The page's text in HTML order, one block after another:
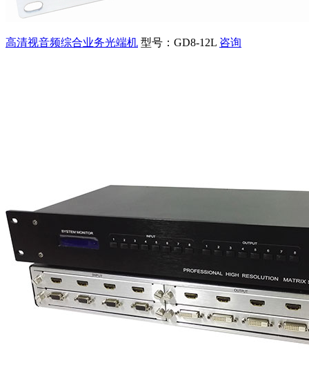
高清视音频综合业务光端机 型号：GD8-12L 咨询